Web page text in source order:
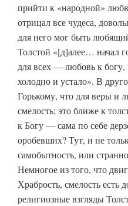
прийти к «народной»
отрицал все чудеса,
для него мог быть
Толстой «[д]алее… начал
для всех — любовь к богу,
холодно и устало». В
Горькому, что для веры и
смелость; это ближе к
к Богу — сама по себе
оробевших? Тут, и не
самобытность, или
Немногое из того, что
Храбрость, смелость есть
религиозные взгляды